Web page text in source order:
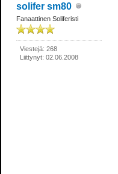
solifer sm80
Fanaattinen Soliferisti
Viestejä: 268
Liittynyt: 02.06.2008